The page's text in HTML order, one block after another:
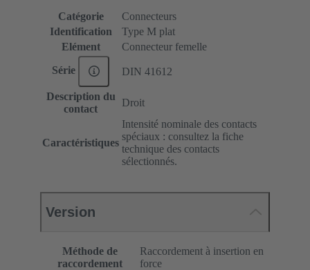
Catégorie
Connecteurs
Identification
Type M plat
Elément
Connecteur femelle
Série DIN 41612
Description du
contact
Droit
Caractéristiques
Intensité nominale des contacts
spéciaux : consultez la fiche
technique des contacts
sélectionnés.
Version
Méthode de
raccordement
Raccordement à insertion en
force